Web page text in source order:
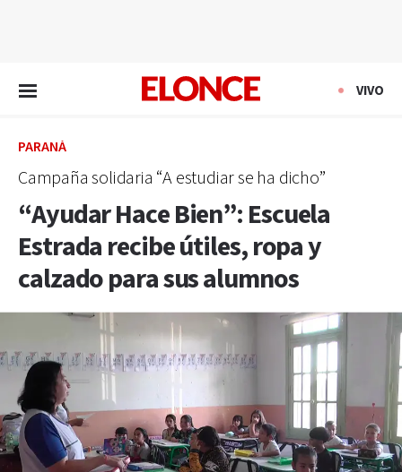
VIVO
PARANÁ
Campaña solidaria “A estudiar se ha dicho”
“Ayudar Hace Bien”: Escuela
Estrada recibe útiles, ropa y
calzado para sus alumnos